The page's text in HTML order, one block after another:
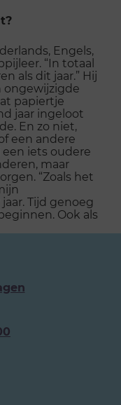
Engels,
“In totaal
als dit jaar.” Hij
ongewijzigde
papiertje
jaar ingeloot
En zo niet,
een andere
een iets oudere
maar
“Zoals het
Tijd genoeg
Ook als